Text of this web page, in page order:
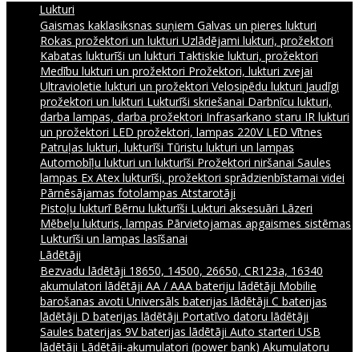
Lukturi
Gaismas kaklasiksnas suņiem Galvas un pieres lukturi
Rokas prožektori un lukturi Uzlādējami lukturi, prožektori
Kabatas lukturīši un lukturi Taktiskie lukturi, prožektori
Medību lukturi un prožektori Prožektori, lukturi zvejai
Ultravioletie lukturi un prožektori Velosipēdu lukturi Jaudīgi
prožektori un lukturi Lukturīši skriešanai Darbnīcu lukturi,
darba lampas, darba prožektori Infrasarkano staru IR lukturi
un prožektori LED prožektori, lampas 220V LED Vītnes
Patruļas lukturi, lukturīši Tūristu lukturi un lampas
Automobīļu lukturi un lukturīši Prožektori niršanai Saules
lampas Ex Atex lukturīši, prožektori sprādzienbīstamai videi
Pārnēsājamas fotolampas Atstarotāji
Pistoļu lukturī Bērnu lukturīši Lukturi aksesuāri Lāzeri
Mēbeļu lukturis, lampas Pārvietojamas apgaismes sistēmas
Lukturīši un lampas lasīšanai
Lādētāji
Bezvadu lādētāji 18650, 14500, 26650, CR123a, 16340
akumulatori lādētāji AA / AAA bateriju lādētāji Mobilie
barošanas avoti Universāls baterijas lādētāji C baterijas
lādētāji D baterijas lādētāji Portatīvo datoru lādētāji
Saules baterijas 9V baterijas lādētāji Auto starteri USB
lādētāji Lādētāji-akumulatori (power bank) Akumulatoru